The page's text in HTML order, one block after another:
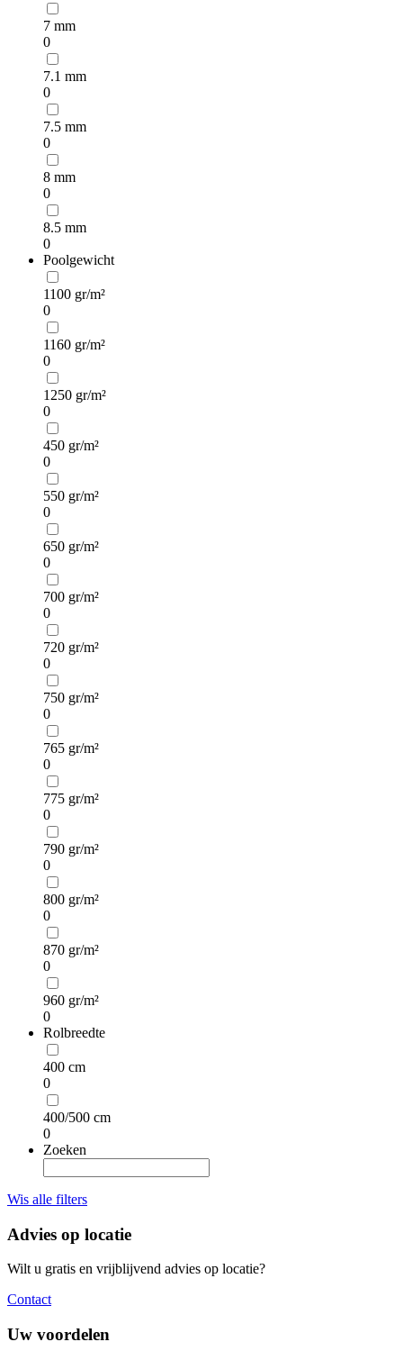
7 mm
0
7.1 mm
0
7.5 mm
0
8 mm
0
8.5 mm
0
Poolgewicht
1100 gr/m²
0
1160 gr/m²
0
1250 gr/m²
0
450 gr/m²
0
550 gr/m²
0
650 gr/m²
0
700 gr/m²
0
720 gr/m²
0
750 gr/m²
0
765 gr/m²
0
775 gr/m²
0
790 gr/m²
0
800 gr/m²
0
870 gr/m²
0
960 gr/m²
0
Rolbreedte
400 cm
0
400/500 cm
0
Zoeken
Wis alle filters
Advies op locatie
Wilt u gratis en vrijblijvend advies op locatie?
Contact
Uw voordelen